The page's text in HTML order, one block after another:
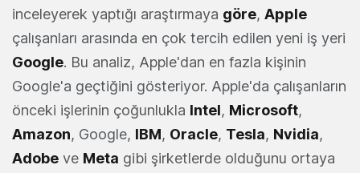
inceleyerek yaptığı araştırmaya göre, Apple
çalışanları arasında en çok tercih edilen yeni iş yeri
Google. Bu analiz, Apple'dan en fazla kişinin
Google'a geçtiğini gösteriyor. Apple'da çalışanların
önceki işlerinin çoğunlukla Intel, Microsoft,
Amazon, Google, IBM, Oracle, Tesla, Nvidia,
Adobe ve Meta gibi şirketlerde olduğunu ortaya